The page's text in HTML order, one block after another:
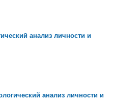
анализ личности и
анализ личности и